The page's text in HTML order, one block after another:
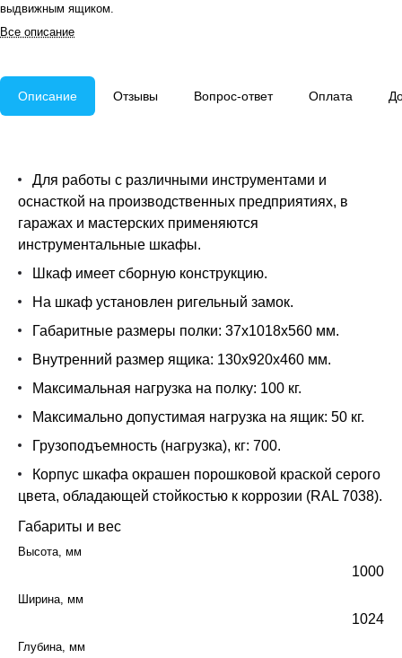
выдвижным ящиком.
Все описание
Описание Отзывы Вопрос-ответ Оплата
Для работы с различными инструментами и
оснасткой на производственных предприятиях, в
гаражах и мастерских применяются
инструментальные шкафы.
Шкаф имеет сборную конструкцию.
На шкаф установлен ригельный замок.
Габаритные размеры полки: 37х1018х560 мм.
Внутренний размер ящика: 130х920х460 мм.
Максимальная нагрузка на полку: 100 кг.
Максимально допустимая нагрузка на ящик: 50 кг.
Грузоподъемность (нагрузка), кг: 700.
Корпус шкафа окрашен порошковой краской серого
цвета, обладающей стойкостью к коррозии (RAL 7038).
Габариты и вес
Высота, мм
1000
Ширина, мм
1024
Глубина, мм